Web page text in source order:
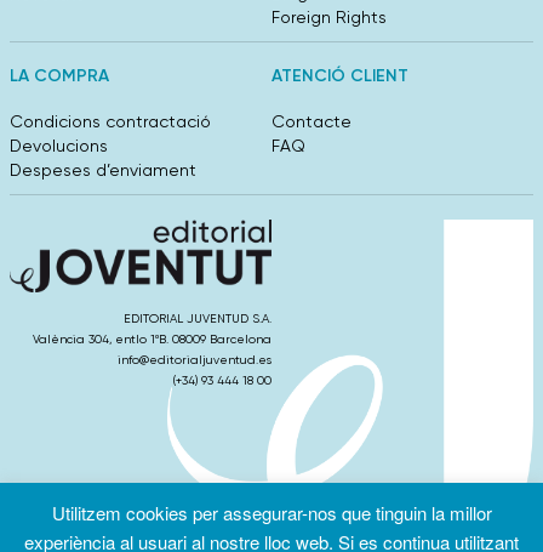
Foreign Rights
LA COMPRA
Condicions contractació
Devolucions
Despeses d’enviament
ATENCIÓ CLIENT
Contacte
FAQ
EDITORIAL JUVENTUD S.A.
València 304, entlo 1ºB. 08009 Barcelona
info@editorialjuventud.es
(+34) 93 444 18 00
Condicions
Política de
Política de
cookies
Utilitzem cookies per assegurar-nos que tinguin la millor
experiència al usuari al nostre lloc web. Si es continua utilitzant